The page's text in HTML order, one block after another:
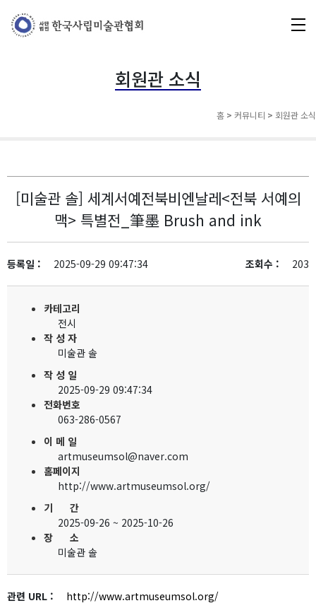
회원관 소식
홈 > 커뮤니티 > 회원관 소식
[미술관 솔] 세계서예전북비엔날레<전북 서예의
맥> 특별전_筆墨 Brush and ink
등록일 : 2025-09-29 09:47:34 조회수 : 203
카테고리
전시
작 성 자
미술관 솔
작 성 일
2025-09-29 09:47:34
전화번호
063-286-0567
이 메 일
artmuseumsol@naver.com
홈페이지
http://www.artmuseumsol.org/
기 간
2025-09-26 ~ 2025-10-26
장 소
미술관 솔
관련 URL : http://www.artmuseumsol.org/